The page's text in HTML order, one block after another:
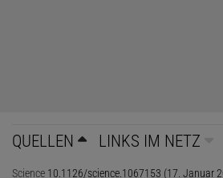
QUELLEN LINKS IM NETZ
Science 10.1126/science.1067153 (17. Januar